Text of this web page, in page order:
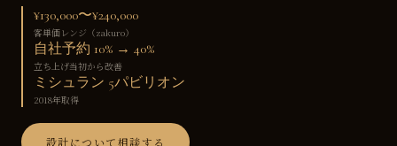
¥130,000〜¥240,000
客単価レンジ（zakuro）
自社予約 10% → 40%
立ち上げ当初から改善
ミシュラン 5パビリオン
2018年取得
設計について相談する